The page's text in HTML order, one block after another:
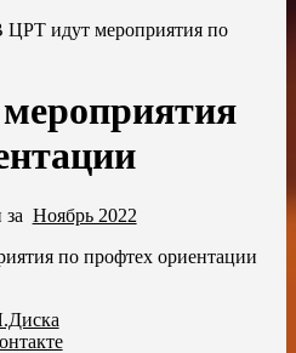
ЦРТ идут мероприятия по
Ноябрь 2022
по профтех ориентации